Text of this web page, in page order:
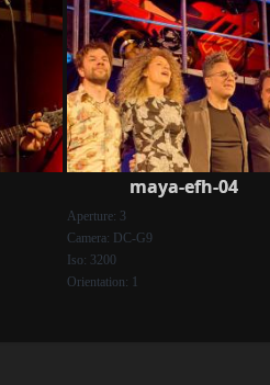
maya-efh-04
Aperture: 3
Camera: DC-G9
Iso: 3200
Orientation: 1